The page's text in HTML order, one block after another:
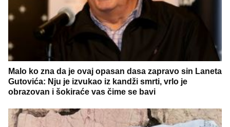
Malo ko zna da je ovaj opasan dasa zapravo sin Laneta
Gutovića: Nju je izvukao iz kandži smrti, vrlo je
obrazovan i šokiraće vas čime se bavi